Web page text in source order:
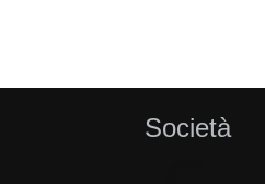
Società